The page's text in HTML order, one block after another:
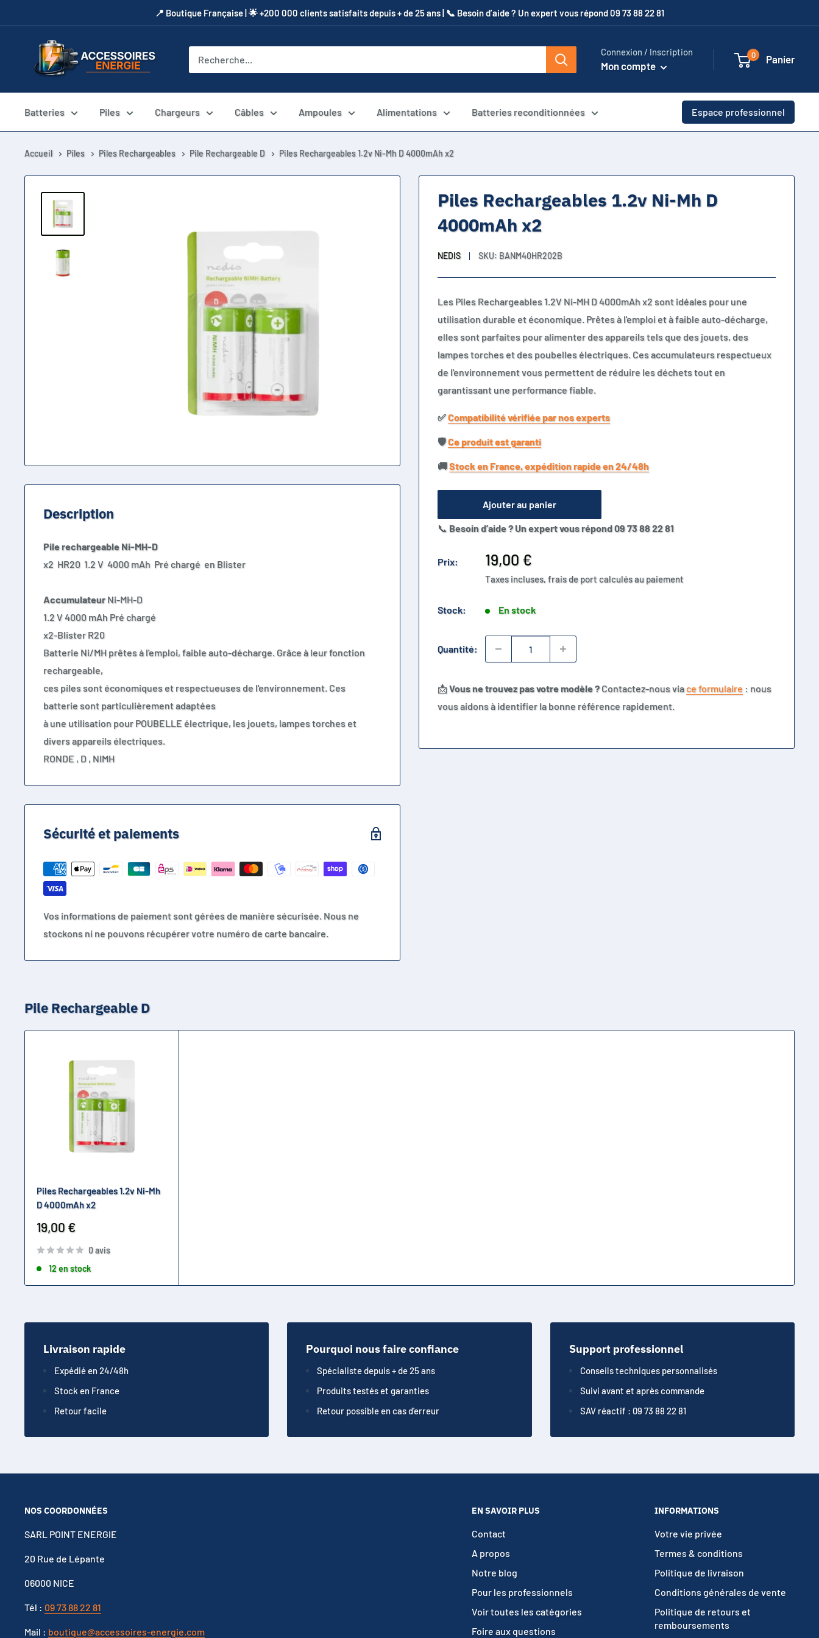
au
​📍​ Boutique Française | 🌟 +200 000 clients satisfaits depuis + de 25 ans | 📞​ Besoin d’aide ? Un expert vous répond 09 73 88 22 81
Accessoires
Energie
Connexion / Inscription
Mon compte
0 Panier
Batteries Piles Chargeurs Câbles Ampoules Alimentations Batteries reconditionnées Espace professionnel
Accueil Piles Piles Rechargeables Pile Rechargeable D Piles Rechargeables 1.2v Ni-Mh D 4000mAh x2
Piles Rechargeables 1.2v Ni-Mh D
4000mAh x2
NEDIS SKU: BANM40HR202B
Les Piles Rechargeables 1.2V Ni-MH D 4000mAh x2 sont idéales pour une
utilisation durable et économique. Prêtes à l'emploi et à faible auto-décharge,
elles sont parfaites pour alimenter des appareils tels que des jouets, des
lampes torches et des poubelles électriques. Ces accumulateurs respectueux
de l'environnement vous permettent de réduire les déchets tout en
garantissant une performance fiable.
✅​Compatibilité vérifiée par nos experts
🛡️​Ce produit est garanti
🚚​Stock en France, expédition rapide en 24/48h
Ajouter au panier
📞 Besoin d’aide ? Un expert vous répond 09 73 88 22 81
Prix:
Prix
réduit
19,00 €
Taxes incluses, frais de port calculés au paiement
Stock: En stock
Quantité:
📩Vous ne trouvez pas votre modèle ?Contactez-nous viace formulaire : nous
vous aidons à identifier la bonne référence rapidement.
Description
Pile rechargeable Ni-MH-D
x2 HR20 1.2 V 4000 mAh Pré chargé en Blister
AccumulateurNi-MH-D
1.2 V 4000 mAh Pré chargé
x2-Blister R20
Batterie Ni/MH prêtes à l'emploi, faible auto-décharge. Grâce à leur fonction
rechargeable,
ces piles sont économiques et respectueuses de l'environnement. Ces
batterie sont particulièrement adaptées
à une utilisation pour POUBELLE électrique, les jouets, lampes torches et
divers appareils électriques.
RONDE , D , NIMH
Sécurité et paiements
Vos informations de paiement sont gérées de manière sécurisée. Nous ne
stockons ni ne pouvons récupérer votre numéro de carte bancaire.
Pile Rechargeable D
Piles Rechargeables 1.2v Ni-Mh
D 4000mAh x2
Prix
réduit
19,00 €
0 avis
12 en stock
Livraison rapide
Expédié en 24/48h
Stock en France
Retour facile
Pourquoi nous faire confiance
Spécialiste depuis + de 25 ans
Produits testés et garanties
Retour possible en cas d'erreur
Support professionnel
Conseils techniques personnalisés
Suivi avant et après commande
SAV réactif : 09 73 88 22 81
NOS COORDONNÉES
SARL POINT ENERGIE
20 Rue de Lépante
06000 NICE
Tél : 09 73 88 22 81
Mail : boutique@accessoires-energie.com
EN SAVOIR PLUS
Contact
A propos
Notre blog
Pour les professionnels
Voir toutes les catégories
Foire aux questions
INFORMATIONS
Votre vie privée
Termes & conditions
Politique de livraison
Conditions générales de vente
Politique de retours et
remboursements